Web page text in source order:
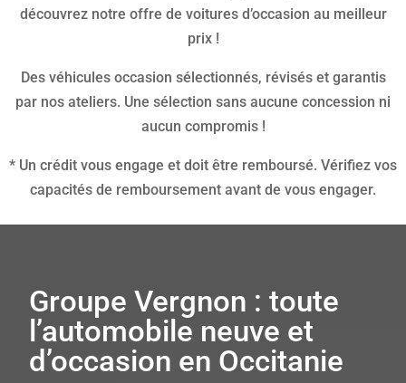
découvrez notre offre de voitures d’occasion au meilleur
prix !
Des véhicules occasion sélectionnés, révisés et garantis
par nos ateliers. Une sélection sans aucune concession ni
aucun compromis !
* Un crédit vous engage et doit être remboursé. Vérifiez vos
capacités de remboursement avant de vous engager.
Groupe Vergnon : toute
l’automobile neuve et
d’occasion en Occitanie